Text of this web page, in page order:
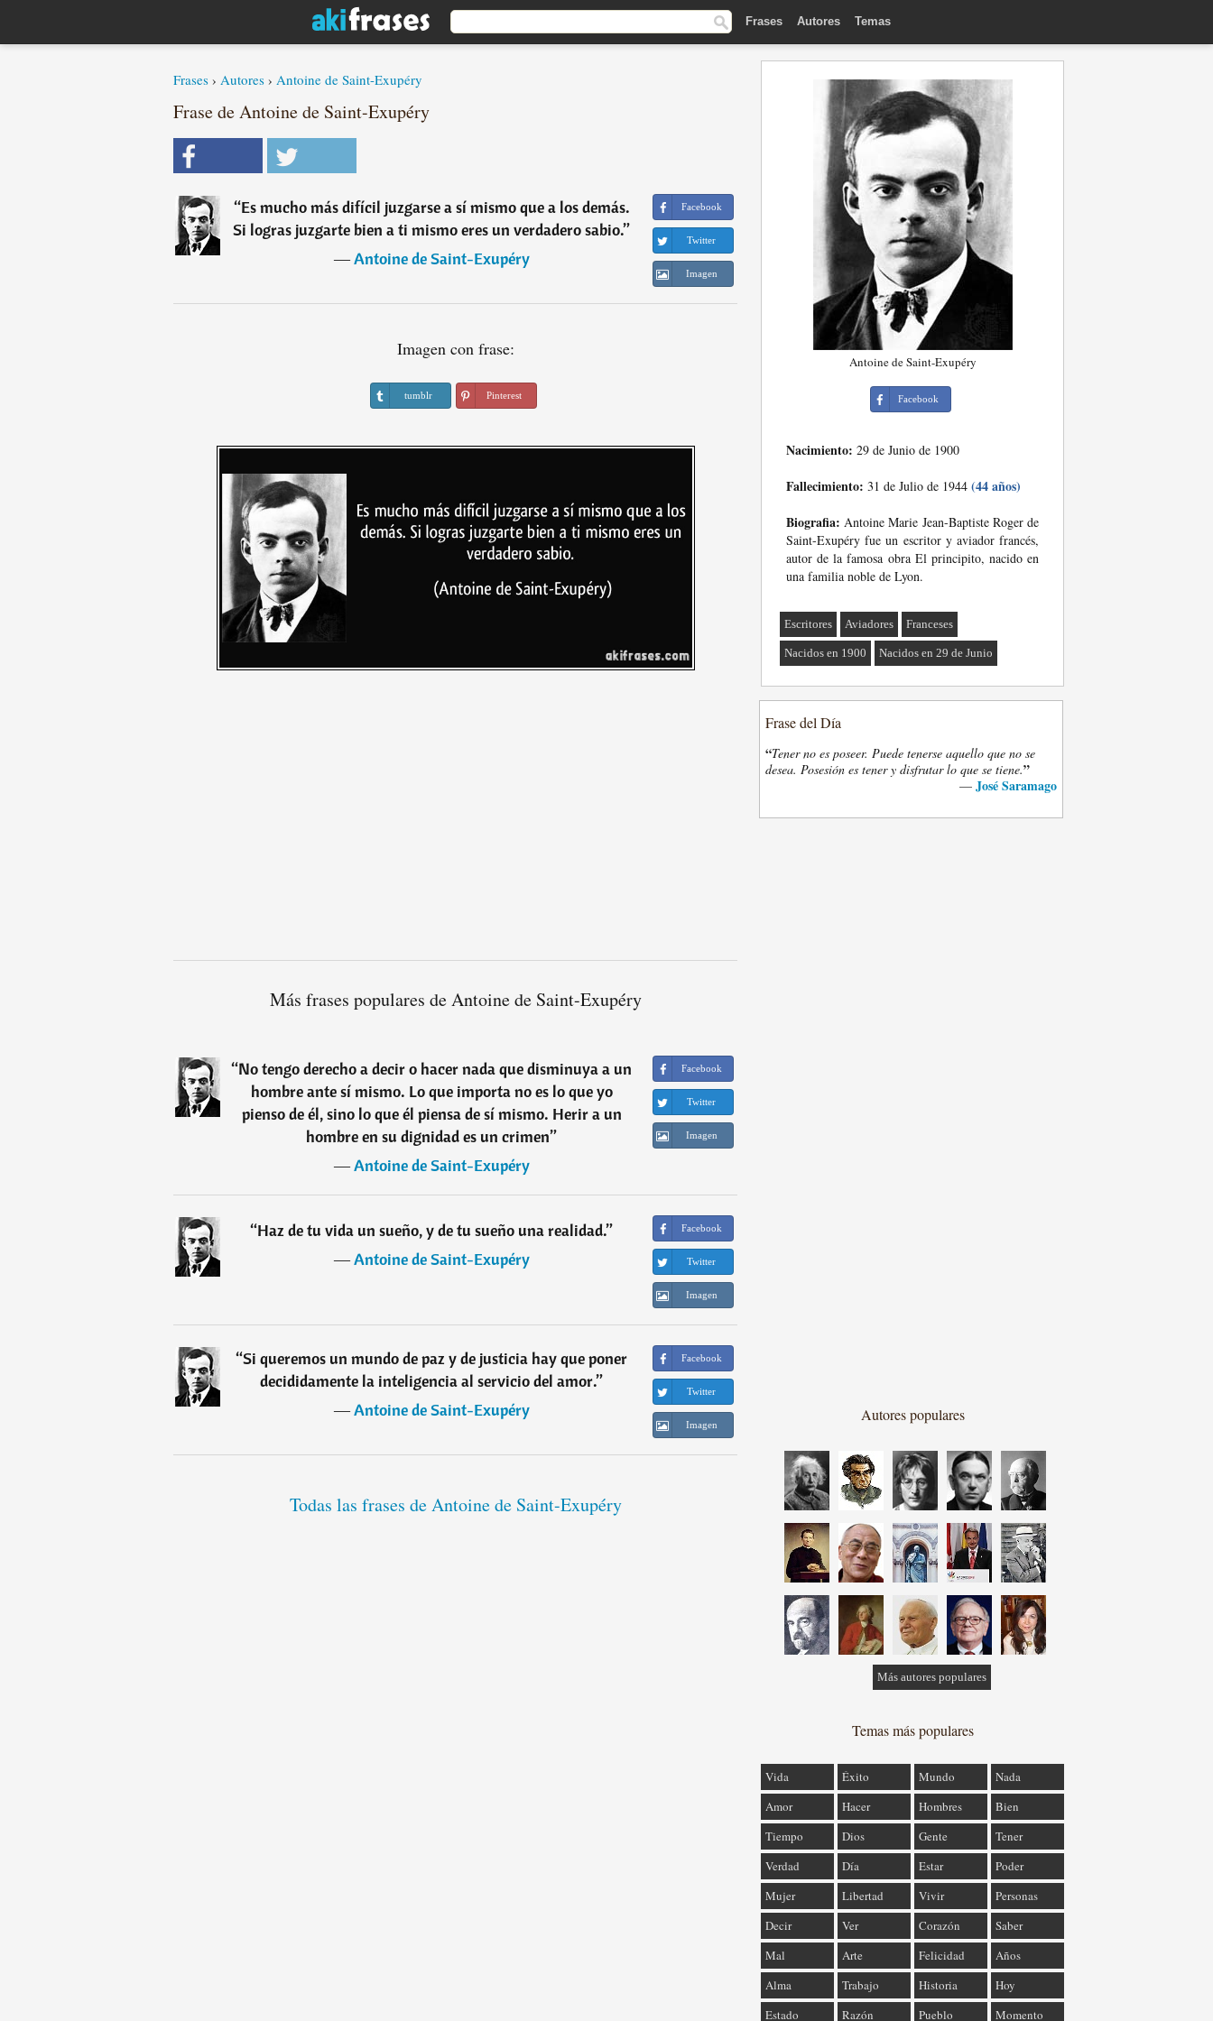
Frases Autores Temas
Frases › Autores › Antoine de Saint-Exupéry
Frase de Antoine de Saint-Exupéry
“Es mucho más difícil juzgarse a sí mismo que a los demás.
Si logras juzgarte bien a ti mismo eres un verdadero sabio.”
―Antoine de Saint-Exupéry
Facebook
Twitter
Imagen
Imagen con frase:
tumblr Pinterest
Más frases populares de Antoine de Saint-Exupéry
“No tengo derecho a decir o hacer nada que disminuya a un
hombre ante sí mismo. Lo que importa no es lo que yo
pienso de él, sino lo que él piensa de sí mismo. Herir a un
hombre en su dignidad es un crimen”
―Antoine de Saint-Exupéry
Facebook
Twitter
Imagen
“Haz de tu vida un sueño, y de tu sueño una realidad.”
―Antoine de Saint-Exupéry
Facebook
Twitter
Imagen
“Si queremos un mundo de paz y de justicia hay que poner
decididamente la inteligencia al servicio del amor.”
―Antoine de Saint-Exupéry
Facebook
Twitter
Imagen
Todas las frases de Antoine de Saint-Exupéry
Antoine de Saint-Exupéry
Facebook
Nacimiento: 29 de Junio de 1900
Fallecimiento: 31 de Julio de 1944 (44 años)
Biografia: Antoine Marie Jean-Baptiste Roger de
Saint-Exupéry fue un escritor y aviador francés,
autor de la famosa obra El principito, nacido en
una familia noble de Lyon.
Escritores Aviadores Franceses
Nacidos en 1900 Nacidos en 29 de Junio
Frase del Día
“Tener no es poseer. Puede tenerse aquello que no se
desea. Posesión es tener y disfrutar lo que se tiene.”
— José Saramago
Autores populares
Más autores populares
Temas más populares
Vida Éxito Mundo
Nada
Amor
Hacer Hombres
Bien
Tiempo
Dios Gente
Tener
Verdad
Día Estar
Poder
Mujer
Libertad Vivir
Personas
Decir
Ver Corazón
Saber
Mal
Arte Felicidad
Años
Alma
Trabajo Historia
Hoy
Estado
Razón Pueblo Momento